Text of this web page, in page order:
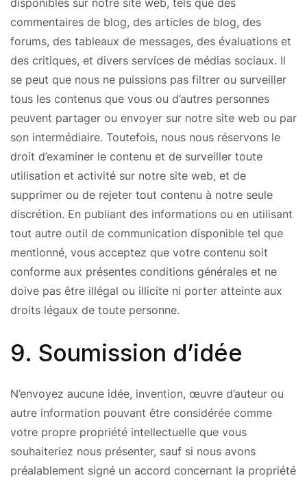
commentaires de blog, des articles de blog, des
forums, des tableaux de messages, des évaluations et
des critiques, et divers services de médias sociaux. Il
se peut que nous ne puissions pas filtrer ou surveiller
tous les contenus que vous ou d’autres personnes
peuvent partager ou envoyer sur notre site web ou par
son intermédiaire. Toutefois, nous nous réservons le
droit d’examiner le contenu et de surveiller toute
utilisation et activité sur notre site web, et de
supprimer ou de rejeter tout contenu à notre seule
discrétion. En publiant des informations ou en utilisant
tout autre outil de communication disponible tel que
mentionné, vous acceptez que votre contenu soit
conforme aux présentes conditions générales et ne
doive pas être illégal ou illicite ni porter atteinte aux
droits légaux de toute personne.
9. Soumission d’idée
N’envoyez aucune idée, invention, œuvre d’auteur ou
autre information pouvant être considérée comme
votre propre propriété intellectuelle que vous
souhaiteriez nous présenter, sauf si nous avons
préalablement signé un accord concernant la propriété